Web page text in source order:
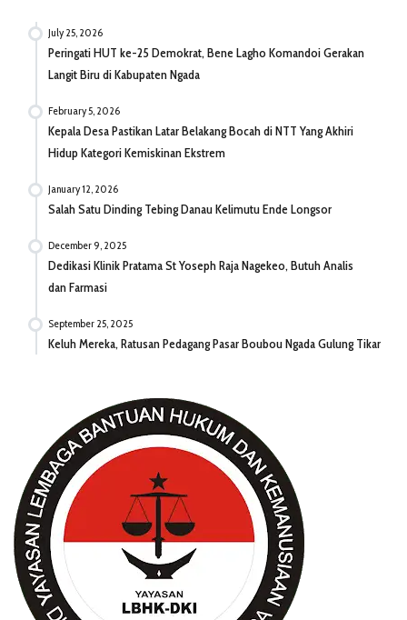
July 25, 2026
Peringati HUT ke-25 Demokrat, Bene Lagho Komandoi Gerakan
Langit Biru di Kabupaten Ngada
February 5, 2026
Kepala Desa Pastikan Latar Belakang Bocah di NTT Yang Akhiri
Hidup Kategori Kemiskinan Ekstrem
January 12, 2026
Salah Satu Dinding Tebing Danau Kelimutu Ende Longsor
December 9, 2025
Dedikasi Klinik Pratama St Yoseph Raja Nagekeo, Butuh Analis
dan Farmasi
September 25, 2025
Keluh Mereka, Ratusan Pedagang Pasar Boubou Ngada Gulung Tikar